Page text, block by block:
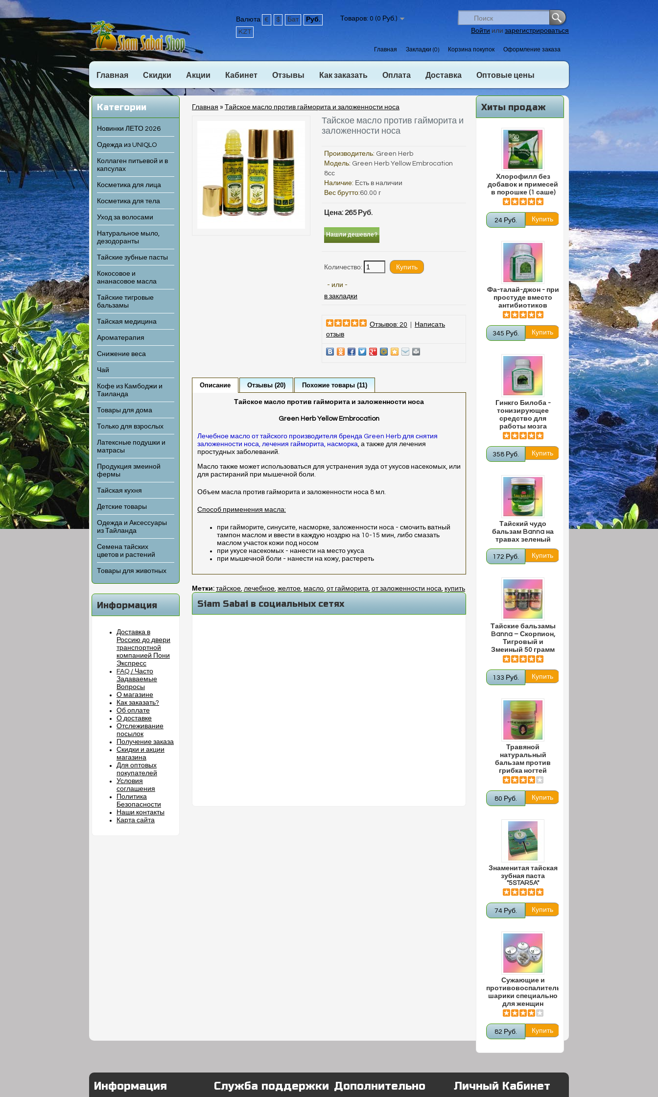
Валюта € $ Бат
Руб.
KZT
Товаров: 0 (0 Руб.)
Войти или зарегистрироваться
Главная Закладки (0) Корзина покупок Оформление заказа
Главная Скидки Акции Кабинет Отзывы Как заказать Оплата Доставка Оптовые цены
Категории
Новинки ЛЕТО 2026
Одежда из UNIQLO
Коллаген питьевой и в
капсулах
Косметика для лица
Косметика для тела
Уход за волосами
Натуральное мыло,
дезодоранты
Тайские зубные пасты
Кокосовое и
ананасовое масла
Тайские тигровые
бальзамы
Тайская медицина
Ароматерапия
Снижение веса
Чай
Кофе из Камбоджи и
Таиланда
Товары для дома
Только для взрослых
Латексные подушки и
матрасы
Продукция змеиной
фермы
Тайская кухня
Детские товары
Одежда и Аксессуары
из Тайланда
Семена тайских
цветов и растений
Товары для животных
Информация
Доставка в
Россию до двери
транспортной
компанией Пони
Экспресс
FAQ / Часто
Задаваемые
Вопросы
О магазине
Как заказать?
Об оплате
О доставке
Отслеживание
посылок
Получение заказа
Скидки и акции
магазина
Для оптовых
покупателей
Условия
соглашения
Политика
Безопасности
Наши контакты
Карта сайта
Хиты продаж
Хлорофилл без
добавок и примесей
в порошке (1 саше)
24 Руб.
Фа-талай-джон - при
простуде вместо
антибиотиков
345 Руб.
Гинкго Билоба -
тонизирующее
средство для
работы мозга
358 Руб.
Тайский чудо
бальзам Banna на
травах зеленый
172 Руб.
Тайские бальзамы
Banna – Скорпион,
Тигровый и
Змеиный 50 грамм
133 Руб.
Травяной
натуральный
бальзам против
грибка ногтей
80 Руб.
Знаменитая тайская
зубная паста
"5STAR5A"
74 Руб.
Сужающие и
противовоспалительные
шарики специально
для женщин
82 Руб.
Главная » Тайское масло против гайморита и заложенности носа
Тайское масло против гайморита и
заложенности носа
Производитель: Green Herb
Модель: Green Herb Yellow Embrocation
8сс
Наличие: Есть в наличии
Вес брутто:60.00 г
Цена: 265 Руб.
Нашли дешевле?
Количество:
- или -
в закладки
Отзывов: 20
Написать
отзыв
Описание Отзывы (20) Похожие товары (11)
Тайское масло против гайморита и заложенности носа
Green Herb Yellow Embrocation
Лечебное масло от тайского производителя бренда Green Herb для снятия
заложенности носа, лечения гайморита, насморка, а также для лечения
простудных заболеваний.
Масло также может использоваться для устранения зуда от укусов насекомых, или
для растираний при мышечной боли.
Объем масла против гайморита и заложенности носа 8 мл.
Способ применения масла:
при гайморите, синусите, насморке, заложенности носа - смочить ватный
тампон маслом и ввести в каждую ноздрю на 10-15 мин, либо смазать
маслом участок кожи под носом
при укусе насекомых - нанести на место укуса
при мышечной боли - нанести на кожу, растереть
Метки: тайское, лечебное, желтое, масло, от гайморита, от заложенности носа, купить
Siam Sabai в социальных сетях
Информация Служба поддержки Дополнительно Личный Кабинет